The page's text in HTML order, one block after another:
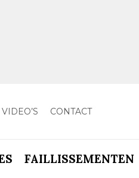
VIDEO’S CONTACT
FAILLISSEMENTEN